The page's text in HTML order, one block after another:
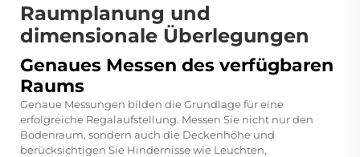
Raumplanung und
dimensionale Überlegungen
Genaues Messen des verfügbaren
Raums
Genaue Messungen bilden die Grundlage für eine
erfolgreiche Regalaufstellung. Messen Sie nicht nur den
Bodenraum, sondern auch die Deckenhöhe und
berücksichtigen Sie Hindernisse wie Leuchten,